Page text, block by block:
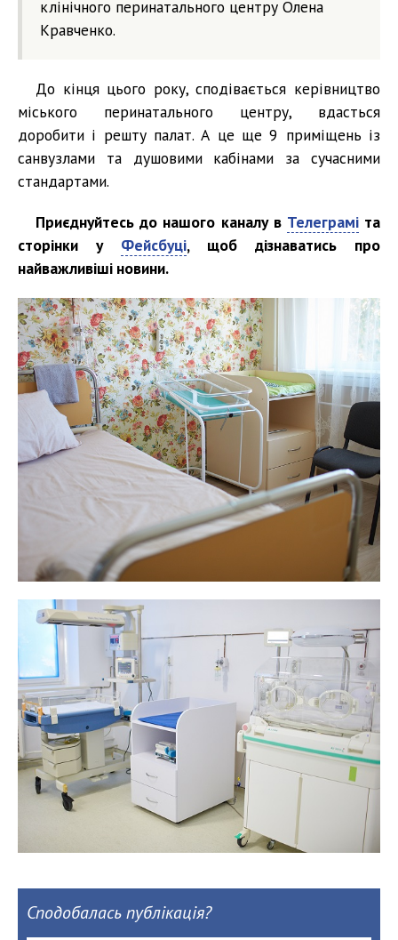
клінічного перинатального центру Олена
Кравченко.
До кінця цього року, сподівається керівництво
міського перинатального центру, вдасться
доробити і решту палат. А це ще 9 приміщень із
санвузлами та душовими кабінами за сучасними
стандартами.
Приєднуйтесь до нашого каналу в Телеграміта
сторінки у Фейсбуці, щоб дізнаватись про
найважливіші новини.
Сподобалась публікація?